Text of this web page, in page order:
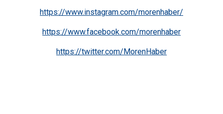
https://www.instagram.com/morenhaber/
https://www.facebook.com/morenhaber
https://twitter.com/MorenHaber